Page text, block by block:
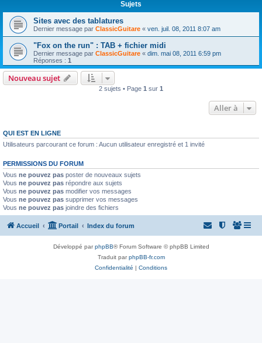
Sujets
Sites avec des tablatures
Dernier message par ClassicGuitare « ven. juil. 08, 2011 8:07 am
"Fox on the run" : TAB + fichier midi
Dernier message par ClassicGuitare « dim. mai 08, 2011 6:59 pm
Réponses : 1
Nouveau sujet
2 sujets • Page 1 sur 1
Aller à
QUI EST EN LIGNE
Utilisateurs parcourant ce forum : Aucun utilisateur enregistré et 1 invité
PERMISSIONS DU FORUM
Vous ne pouvez pas poster de nouveaux sujets
Vous ne pouvez pas répondre aux sujets
Vous ne pouvez pas modifier vos messages
Vous ne pouvez pas supprimer vos messages
Vous ne pouvez pas joindre des fichiers
Accueil Portail Index du forum
Développé parphpBB® Forum Software © phpBB Limited
Traduit parphpBB-fr.com
Confidentialité | Conditions